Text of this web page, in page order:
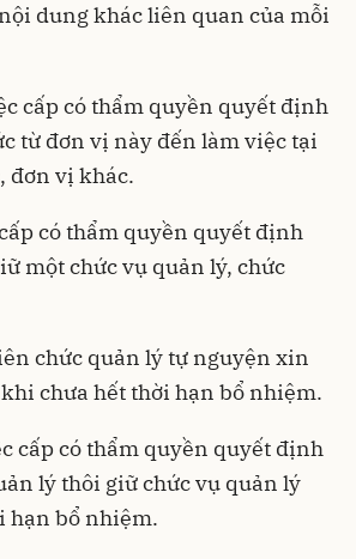
dung khác liên quan của mỗi
cấp có thẩm quyền quyết định
từ đơn vị này đến làm việc tại
đơn vị khác.
có thẩm quyền quyết định
một chức vụ quản lý, chức
chức quản lý tự nguyện xin
chưa hết thời hạn bổ nhiệm.
cấp có thẩm quyền quyết định
lý thôi giữ chức vụ quản lý
hạn bổ nhiệm.